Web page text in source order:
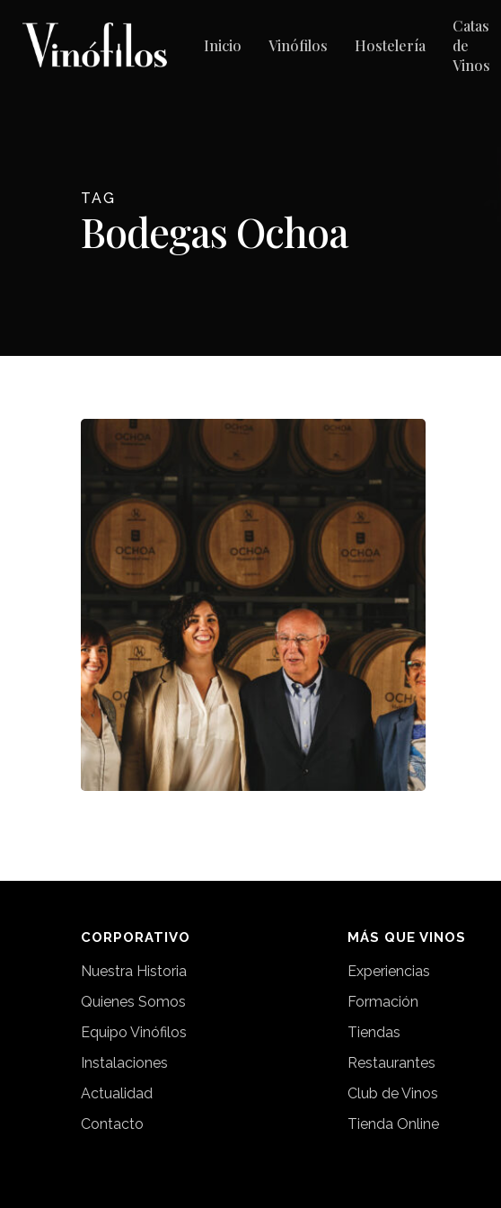
Inicio Vinófilos Hostelería
Catas
de
Vinos
TAG
Bodegas Ochoa
CORPORATIVO
Nuestra Historia
Quienes Somos
Equipo Vinófilos
Instalaciones
Actualidad
Contacto
MÁS QUE VINOS
Experiencias
Formación
Tiendas
Restaurantes
Club de Vinos
Tienda Online